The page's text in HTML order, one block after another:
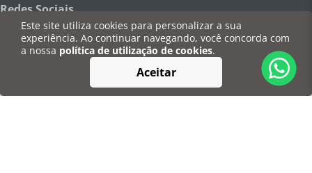
Este site utiliza cookies para personalizar a sua
experiência. Ao continuar navegando, você concorda com
a nossa política de utilização de cookies.
Aceitar
Redes Sociais